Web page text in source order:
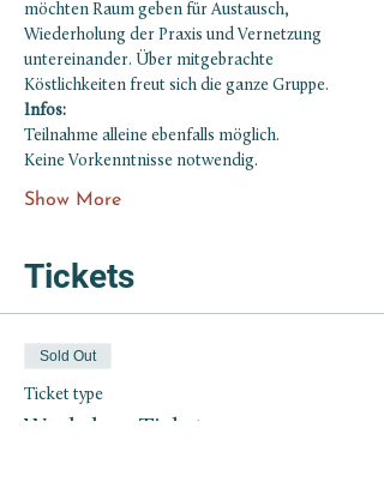
möchten Raum geben für Austausch,
Wiederholung der Praxis und Vernetzung
untereinander. Über mitgebrachte
Köstlichkeiten freut sich die ganze Gruppe.
Infos:
Teilnahme alleine ebenfalls möglich.
Keine Vorkenntnisse notwendig.
Show More
Tickets
Sold Out
Ticket type
Workshop Ticket